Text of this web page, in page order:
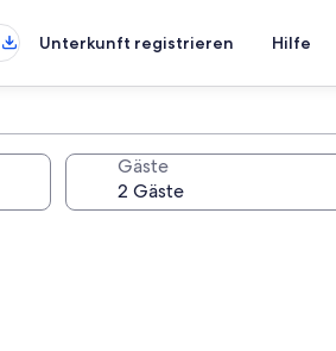
Unterkunft registrieren Hilfe
Gäste